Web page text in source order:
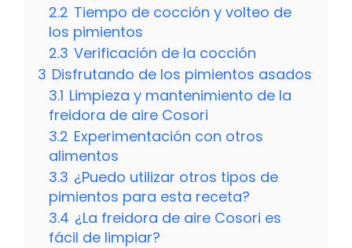
2.2 Tiempo de cocción y volteo de
los pimientos
2.3 Verificación de la cocción
3 Disfrutando de los pimientos asados
3.1 Limpieza y mantenimiento de la
freidora de aire Cosori
3.2 Experimentación con otros
alimentos
3.3 ¿Puedo utilizar otros tipos de
pimientos para esta receta?
3.4 ¿La freidora de aire Cosori es
fácil de limpiar?